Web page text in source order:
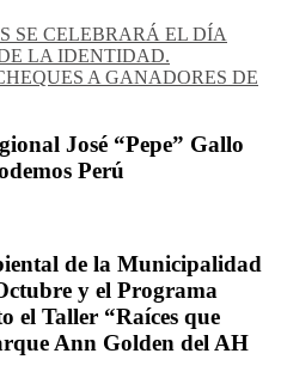
SE CELEBRARÁ EL DÍA
LA IDENTIDAD.
A GANADORES DE
José “Pepe” Gallo
Perú
de la Municipalidad
y el Programa
el Taller “Raíces que
Ann Golden del AH